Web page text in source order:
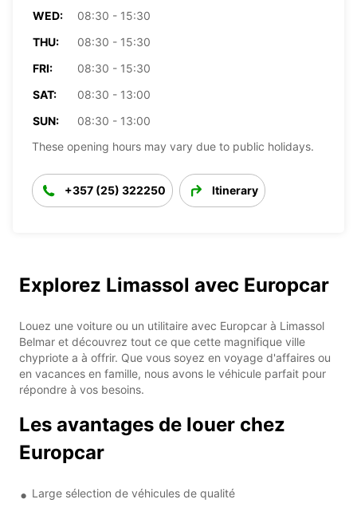
WED:
08:30 - 15:30
THU:
08:30 - 15:30
FRI:
08:30 - 15:30
SAT:
08:30 - 13:00
SUN:
08:30 - 13:00
These opening hours may vary due to public holidays.
+357 (25) 322250 Itinerary
Explorez Limassol avec Europcar
Louez une voiture ou un utilitaire avec Europcar à Limassol
Belmar et découvrez tout ce que cette magnifique ville
chypriote a à offrir. Que vous soyez en voyage d'affaires ou
en vacances en famille, nous avons le véhicule parfait pour
répondre à vos besoins.
Les avantages de louer chez
Europcar
Large sélection de véhicules de qualité